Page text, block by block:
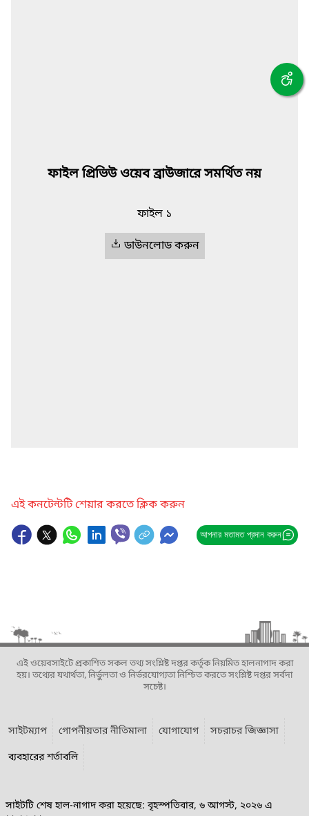
ফাইল প্রিভিউ ওয়েব ব্রাউজারে সমর্থিত নয়
ফাইল ১
ডাউনলোড করুন
এই কনটেন্টটি শেয়ার করতে ক্লিক করুন
আপনার মতামত প্রদান করুন
এই ওয়েবসাইটে প্রকাশিত সকল তথ্য সংশ্লিষ্ট দপ্তর কর্তৃক নিয়মিত হালনাগাদ করা
হয়। তথ্যের যথার্থতা, নির্ভুলতা ও নির্ভরযোগ্যতা নিশ্চিত করতে সংশ্লিষ্ট দপ্তর সর্বদা
সচেষ্ট।
সাইটম্যাপ গোপনীয়তার নীতিমালা যোগাযোগ
সচরাচর জিজ্ঞাসা
ব্যবহারের শর্তাবলি
সাইটটি শেষ হাল-নাগাদ করা হয়েছে: বৃহস্পতিবার, ৬ আগস্ট, ২০২৬ এ